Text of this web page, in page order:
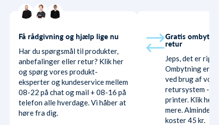
Få rådgivning og hjælp lige nu
Har du spørgsmål til produkter,
anbefalinger eller retur? Klik her
og spørg vores produkt-
eksperter og kundeservice mellem
08-22 på chat og mail + 08-16 på
telefon alle hverdage. Vi håber at
høre fra dig.
Gratis
retur
Jeps, det er
Ombytning er
ved brug af
retursystem -
printer. Klik her
mere.
koster 45 kr.